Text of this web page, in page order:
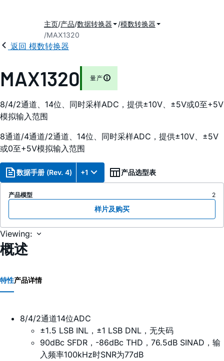
主页 产品 数据转换器
模数转换器
MAX1320
返回 模数转换器
MAX1320 量产
8/4/2通道、14位、同时采样ADC，提供±10V、±5V或0至+5V
模拟输入范围
8通道/4通道/2通道、14位、同时采样ADC，提供±10V、±5V
或0至+5V模拟输入范围
数据手册 (Rev. 4) +1 产品选型表
产品模型 2
样片及购买
Viewing:
概述
特性产品详情
8/4/2通道14位ADC
±1.5 LSB INL，±1 LSB DNL，无失码
90dBc SFDR，-86dBc THD，76.5dB SINAD，输
入频率100kHz时SNR为77dB